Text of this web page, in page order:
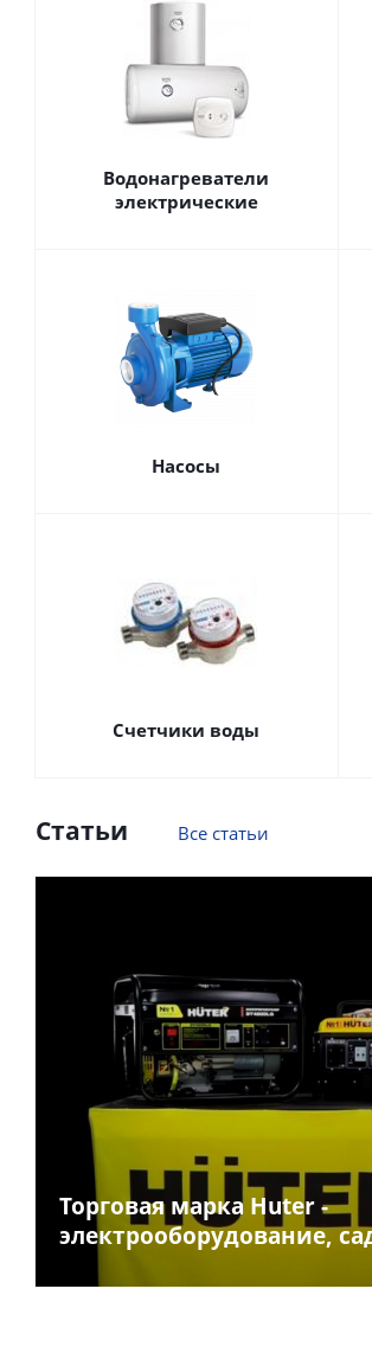
Водонагреватели
электрические
Насосы
Счетчики воды
Статьи Все статьи
Торговая марка Huter -
электрооборудование,